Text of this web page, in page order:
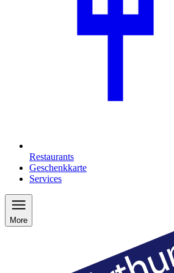
Restaurants
Geschenkkarte
Services
More